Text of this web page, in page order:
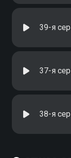
39-я
37-я
38-я